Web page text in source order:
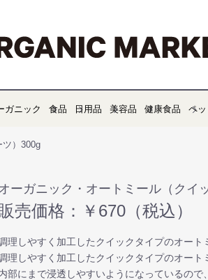
ガニック 食品 日用品 美容品 健康食品 ペ
ツ）300g
ーガニック・オートミール（クイ
売価格：￥670（税込）
理しやすく加工したクイックタイプのオート
理しやすく加工したクイックタイプのオート
部にまで浸透しやすいようになっているので